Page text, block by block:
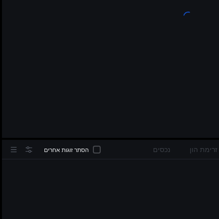
זרימת הון נכסים הסתר זוגות אחרים